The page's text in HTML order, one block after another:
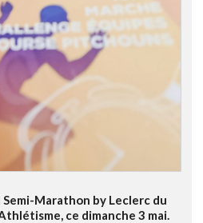
Marathon by Leclerc du
ce dimanche 3 mai.